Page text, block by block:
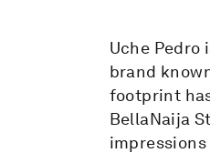
Uche Pedro
brand
footprint
BellaNaija
impressions